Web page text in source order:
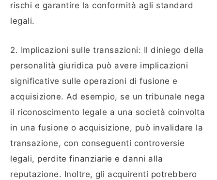
rischi e garantire la conformità agli standard
legali.
2. Implicazioni sulle transazioni: Il diniego della
personalità giuridica può avere implicazioni
significative sulle operazioni di fusione e
acquisizione. Ad esempio, se un tribunale nega
il riconoscimento legale a una società coinvolta
in una fusione o acquisizione, può invalidare la
transazione, con conseguenti controversie
legali, perdite finanziarie e danni alla
reputazione. Inoltre, gli acquirenti potrebbero